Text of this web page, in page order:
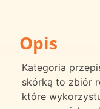
Opis
Kategoria
skórką to zbiór
które